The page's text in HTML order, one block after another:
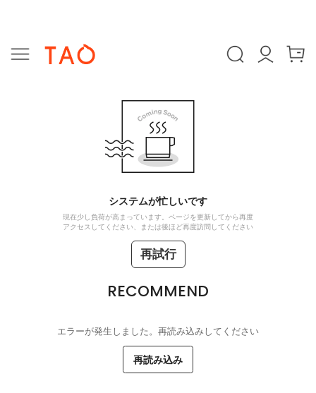
システムが忙しいです
現在少し負荷が高まっています。ページを更新してから再度
アクセスしてください、または後ほど再度訪問してください
再試行
RECOMMEND
エラーが発生しました。再読み込みしてください
再読み込み